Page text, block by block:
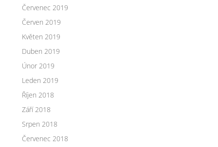
Červenec 2019
Červen 2019
Květen 2019
Duben 2019
Únor 2019
Leden 2019
Říjen 2018
Září 2018
Srpen 2018
Červenec 2018